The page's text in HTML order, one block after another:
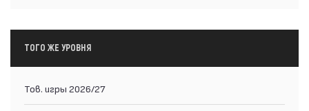
ТОГО ЖЕ УРОВНЯ
Тов. игры 2026/27